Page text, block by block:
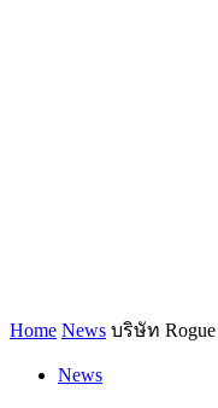
Home News บริษัท Rogue
News